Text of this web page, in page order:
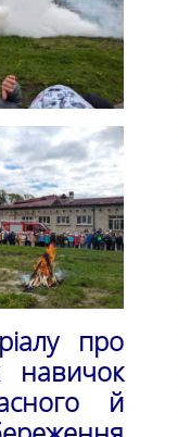
про
навичок
й